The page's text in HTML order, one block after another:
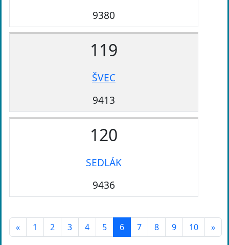
9380
119
ŠVEC
9413
120
SEDLÁK
9436
« 1 2 3 4 5 6 7 8 9 10 »